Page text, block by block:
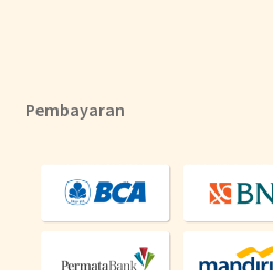
Pembayaran